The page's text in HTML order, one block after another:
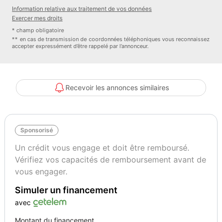
- Livraison
Peugeot 2008 1.2 PureTech 130 manuelle de 2019 - 33766 km
Couleur de l'extérieur : bleu foncé
Options (notamment) :
Bluetooth
Climatisation
Essuie glaces automatiques
Feux de route et de croisement LED
Information relative aux traitement de vos données
Exercer mes droits
* champ obligatoire
** en cas de transmission de coordonnées téléphoniques vous reconnaissez
accepter expressément d’être rappelé par l’annonceur.
Recevoir les annonces similaires
Sponsorisé
Un crédit vous engage et doit être remboursé.
Vérifiez vos capacités de remboursement avant de
vous engager.
Simuler un financement
avec